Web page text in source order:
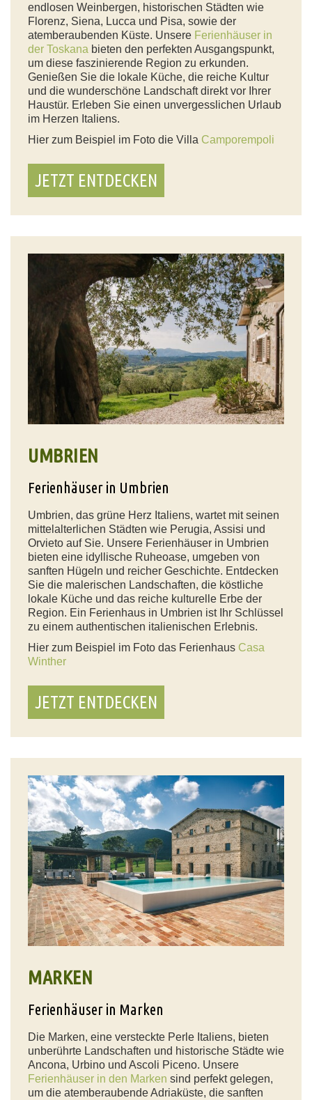
endlosen Weinbergen, historischen Städten wie
Florenz, Siena, Lucca und Pisa, sowie der
atemberaubenden Küste. Unsere Ferienhäuser in
der Toskana bieten den perfekten Ausgangspunkt,
um diese faszinierende Region zu erkunden.
Genießen Sie die lokale Küche, die reiche Kultur
und die wunderschöne Landschaft direkt vor Ihrer
Haustür. Erleben Sie einen unvergesslichen Urlaub
im Herzen Italiens.
Hier zum Beispiel im Foto die Villa Camporempoli
JETZT ENTDECKEN
UMBRIEN
Ferienhäuser in Umbrien
Umbrien, das grüne Herz Italiens, wartet mit seinen
mittelalterlichen Städten wie Perugia, Assisi und
Orvieto auf Sie. Unsere Ferienhäuser in Umbrien
bieten eine idyllische Ruheoase, umgeben von
sanften Hügeln und reicher Geschichte. Entdecken
Sie die malerischen Landschaften, die köstliche
lokale Küche und das reiche kulturelle Erbe der
Region. Ein Ferienhaus in Umbrien ist Ihr Schlüssel
zu einem authentischen italienischen Erlebnis.
Hier zum Beispiel im Foto das Ferienhaus Casa
Winther
JETZT ENTDECKEN
MARKEN
Ferienhäuser in Marken
Die Marken, eine versteckte Perle Italiens, bieten
unberührte Landschaften und historische Städte wie
Ancona, Urbino und Ascoli Piceno. Unsere
Ferienhäuser in den Marken sind perfekt gelegen,
um die atemberaubende Adriaküste, die sanften